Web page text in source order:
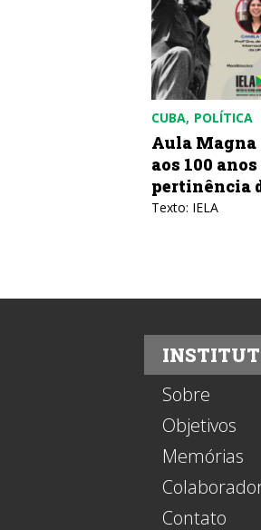
Aula Magna do IELA:
aos 100 anos de Fidel Castro e
pertinência da Revolução
Sobre
Objetivos
Memórias
Contato